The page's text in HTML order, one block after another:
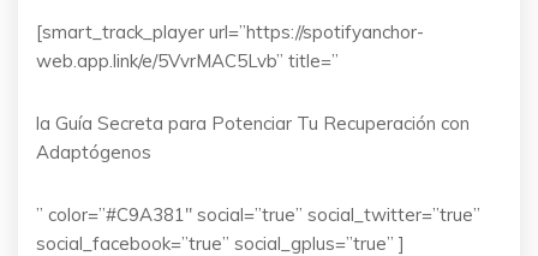
[smart_track_player url=”https://spotifyanchor-
web.app.link/e/5VvrMAC5Lvb” title=”
la Guía Secreta para Potenciar Tu Recuperación con
Adaptógenos
” color=”#C9A381″ social=”true” social_twitter=”true”
social_facebook=”true” social_gplus=”true” ]